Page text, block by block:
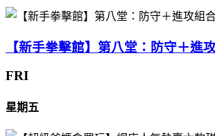
【新手拳擊館】第八堂：防守＋進
FRI
星期五